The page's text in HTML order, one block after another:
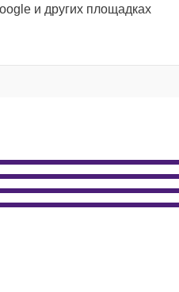
и других площадках